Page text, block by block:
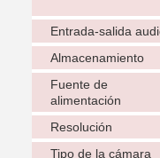
Entrada-salida
Almacenamiento
Fuente de
alimentación
Resolución
Tipo de la cámara